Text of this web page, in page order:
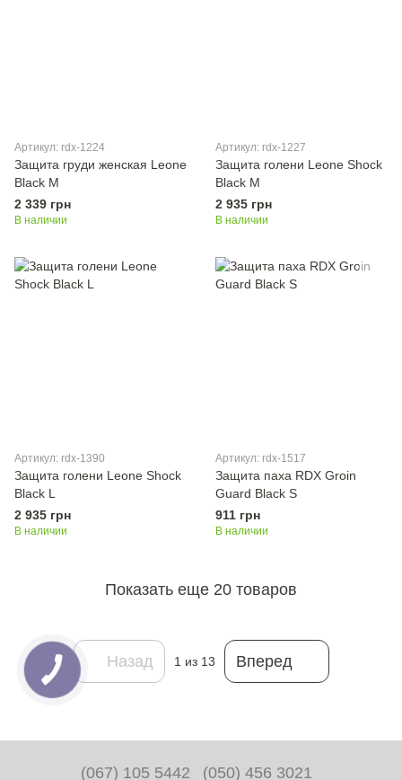
Артикул: rdx-1224
Защита груди женская Leone
Black M
2 339 грн
В наличии
Артикул: rdx-1227
Защита голени Leone Shock
Black M
2 935 грн
В наличии
Артикул: rdx-1390
Защита голени Leone Shock
Black L
2 935 грн
В наличии
Артикул: rdx-1517
Защита паха RDX Groin
Guard Black S
911 грн
В наличии
Показать еще 20 товаров
Назад 1 из 13 Вперед
(067) 105 5442 (050) 456 3021